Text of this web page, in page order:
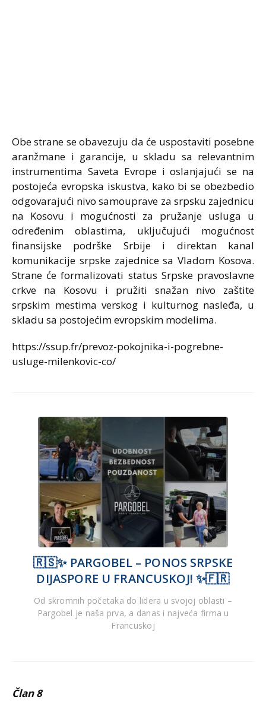
Obe strane se obavezuju da će uspostaviti posebne
aranžmane i garancije, u skladu sa relevantnim
instrumentima Saveta Evrope i oslanjajući se na
postojeća evropska iskustva, kako bi se obezbedio
odgovarajući nivo samouprave za srpsku zajednicu
na Kosovu i mogućnosti za pružanje usluga u
određenim oblastima, uključujući mogućnost
finansijske podrške Srbije i direktan kanal
komunikacije srpske zajednice sa Vladom Kosova.
Strane će formalizovati status Srpske pravoslavne
crkve na Kosovu i pružiti snažan nivo zaštite
srpskim mestima verskog i kulturnog nasleđa, u
skladu sa postojećim evropskim modelima.
https://ssup.fr/prevoz-pokojnika-i-pogrebne-
usluge-milenkovic-co/
🇷🇸✨ PARGOBEL – PONOS SRPSKE
DIJASPORE U FRANCUSKOJ! ✨🇫🇷
Od skromnih početaka do lidera u svojoj oblasti –
Pargobel je naša prva, a danas i najveća firma u
Francuskoj
Član 8